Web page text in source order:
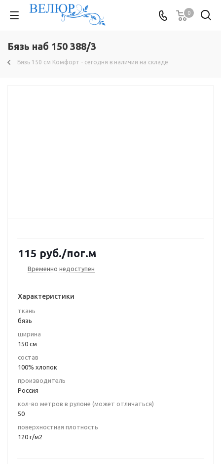
0
Бязь наб 150 388/3
Бязь 150 см Комфорт - сегодня в наличии на складе
115 руб./пог.м
Временно недоступен
Характеристики
ткань
бязь
ширина
150 см
состав
100% хлопок
производитель
Россия
кол-во метров в рулоне (может отличаться)
50
поверхностная плотность
120 г/м2